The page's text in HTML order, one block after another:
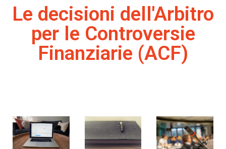
Le decisioni dell'Arbitro
per le Controversie
Finanziarie (ACF)